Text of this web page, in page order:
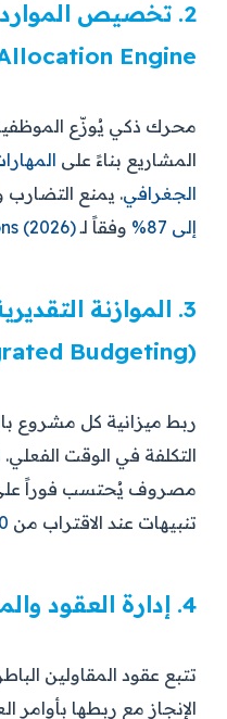
Engine)
محرك ذكي يُوزّع
المشاريع بناءً على
الجغرافي. يمنع
إلى 87%
وفقاً لـ(2026)
3. الموازنة
(Integrated Budgeting)
ربط ميزانية كل مشروع
التكلفة في الوقت
مصروف يُحتسب فوراً
تنبيهات عند الاقتراب من
4. إدارة العقود والمقاولين الباطن
تتبع عقود المقاولين
الإنجاز مع ربطها بأوامر